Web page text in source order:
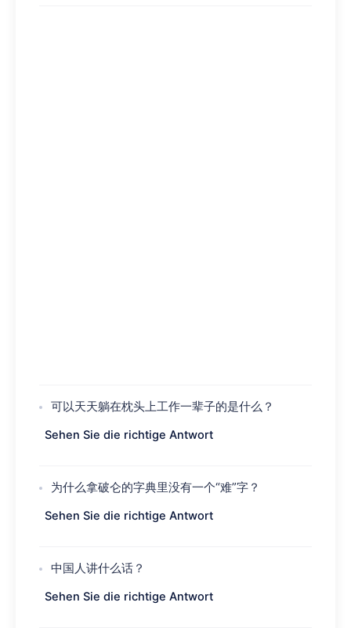
可以天天躺在枕头上工作一辈子的是什么？
Sehen Sie die richtige Antwort
为什么拿破仑的字典里没有一个“难”字？
Sehen Sie die richtige Antwort
中国人讲什么话？
Sehen Sie die richtige Antwort